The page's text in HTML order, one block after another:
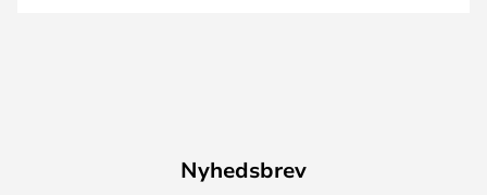
Nyhedsbrev